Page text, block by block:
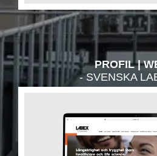
PROFIL
- SVENSKA